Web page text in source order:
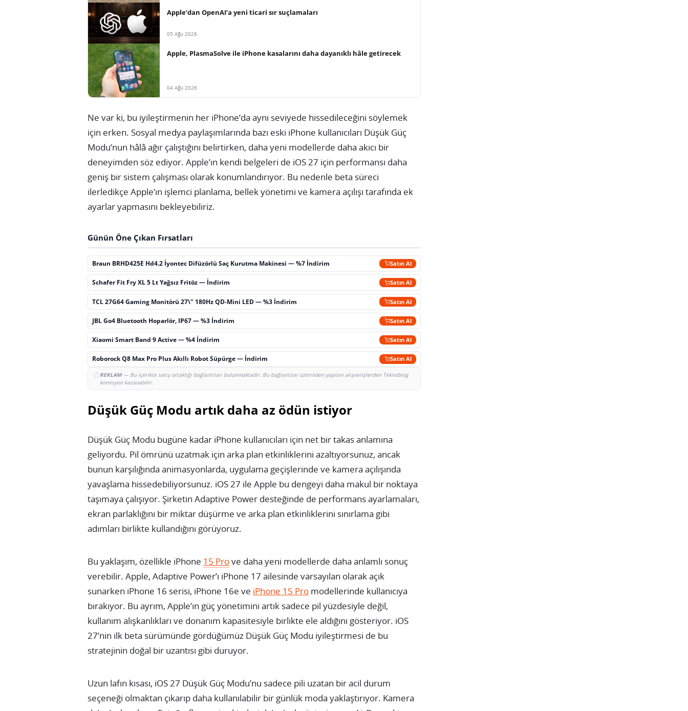
Apple’dan OpenAI’a yeni ticari sır suçlamaları
05 Ağu 2026
Apple, PlasmaSolve ile iPhone kasalarını daha dayanıklı hâle getirecek
04 Ağu 2026
Ne var ki, bu iyileştirmenin her iPhone’da aynı seviyede hissedileceğini söylemek
için erken. Sosyal medya paylaşımlarında bazı eski iPhone kullanıcıları Düşük Güç
Modu’nun hâlâ ağır çalıştığını belirtirken, daha yeni modellerde daha akıcı bir
deneyimden söz ediyor. Apple’ın kendi belgeleri de iOS 27 için performansı daha
geniş bir sistem çalışması olarak konumlandırıyor. Bu nedenle beta süreci
ilerledikçe Apple’ın işlemci planlama, bellek yönetimi ve kamera açılışı tarafında ek
ayarlar yapmasını bekleyebiliriz.
Günün Öne Çıkan Fırsatları
Braun BRHD425E Hd4.2 İyontec Difüzörlü Saç Kurutma Makinesi — %7 İndirim Satın Al
Schafer Fit Fry XL 5 Lt Yağsız Fritöz — İndirim Satın Al
TCL 27G64 Gaming Monitörü 27\" 180Hz QD-Mini LED — %3 İndirim Satın Al
JBL Go4 Bluetooth Hoparlör, IP67 — %3 İndirim Satın Al
Xiaomi Smart Band 9 Active — %4 İndirim Satın Al
Roborock Q8 Max Pro Plus Akıllı Robot Süpürge — İndirim Satın Al
REKLAM— Bu içerikte satış ortaklığı bağlantıları bulunmaktadır. Bu bağlantılar üzerinden yapılan alışverişlerden Teknoblog
komisyon kazanabilir.
Düşük Güç Modu artık daha az ödün istiyor
Düşük Güç Modu bugüne kadar iPhone kullanıcıları için net bir takas anlamına
geliyordu. Pil ömrünü uzatmak için arka plan etkinliklerini azaltıyorsunuz, ancak
bunun karşılığında animasyonlarda, uygulama geçişlerinde ve kamera açılışında
yavaşlama hissedebiliyorsunuz. iOS 27 ile Apple bu dengeyi daha makul bir noktaya
taşımaya çalışıyor. Şirketin Adaptive Power desteğinde de performans ayarlamaları,
ekran parlaklığını bir miktar düşürme ve arka plan etkinliklerini sınırlama gibi
adımları birlikte kullandığını görüyoruz.
Bu yaklaşım, özellikle iPhone 15 Prove daha yeni modellerde daha anlamlı sonuç
verebilir. Apple, Adaptive Power’ı iPhone 17 ailesinde varsayılan olarak açık
sunarken iPhone 16 serisi, iPhone 16e ve iPhone 15 Pro modellerinde kullanıcıya
bırakıyor. Bu ayrım, Apple’ın güç yönetimini artık sadece pil yüzdesiyle değil,
kullanım alışkanlıkları ve donanım kapasitesiyle birlikte ele aldığını gösteriyor. iOS
27’nin ilk beta sürümünde gördüğümüz Düşük Güç Modu iyileştirmesi de bu
stratejinin doğal bir uzantısı gibi duruyor.
Uzun lafın kısası, iOS 27 Düşük Güç Modu’nu sadece pili uzatan bir acil durum
seçeneği olmaktan çıkarıp daha kullanılabilir bir günlük moda yaklaştırıyor. Kamera